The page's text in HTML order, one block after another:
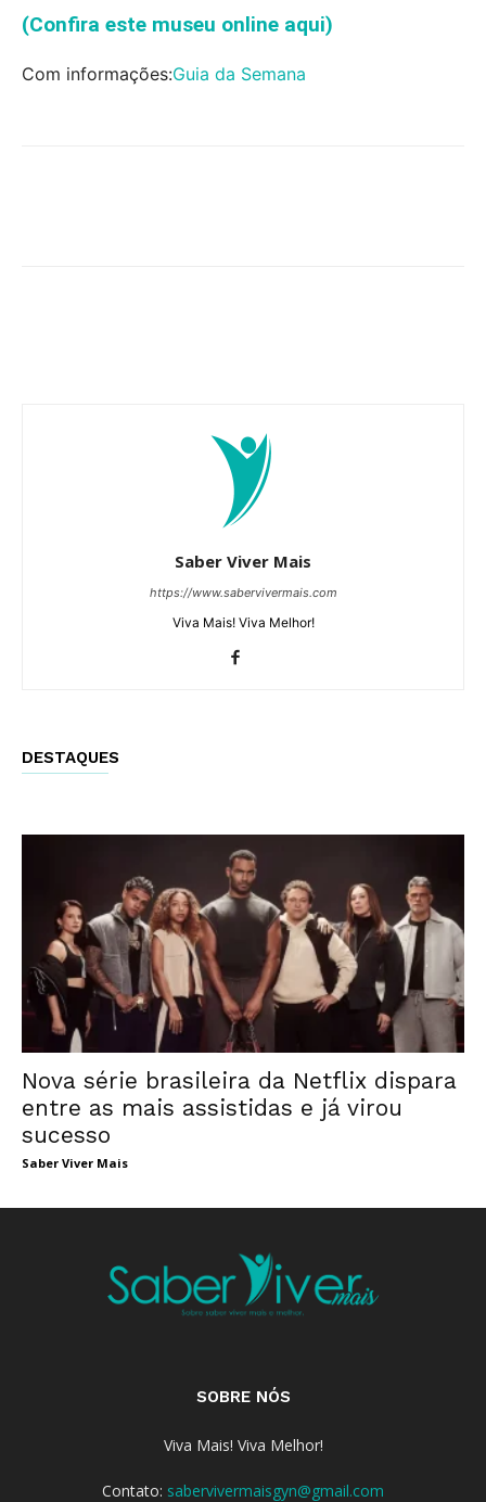
(Confira este museu online aqui)
Com informações:Guia da Semana
Saber Viver Mais
https://www.sabervivermais.com
Viva Mais! Viva Melhor!
DESTAQUES
Nova série brasileira da Netflix dispara
entre as mais assistidas e já virou
sucesso
Saber Viver Mais
SOBRE NÓS
Viva Mais! Viva Melhor!
Contato: sabervivermaisgyn@gmail.com